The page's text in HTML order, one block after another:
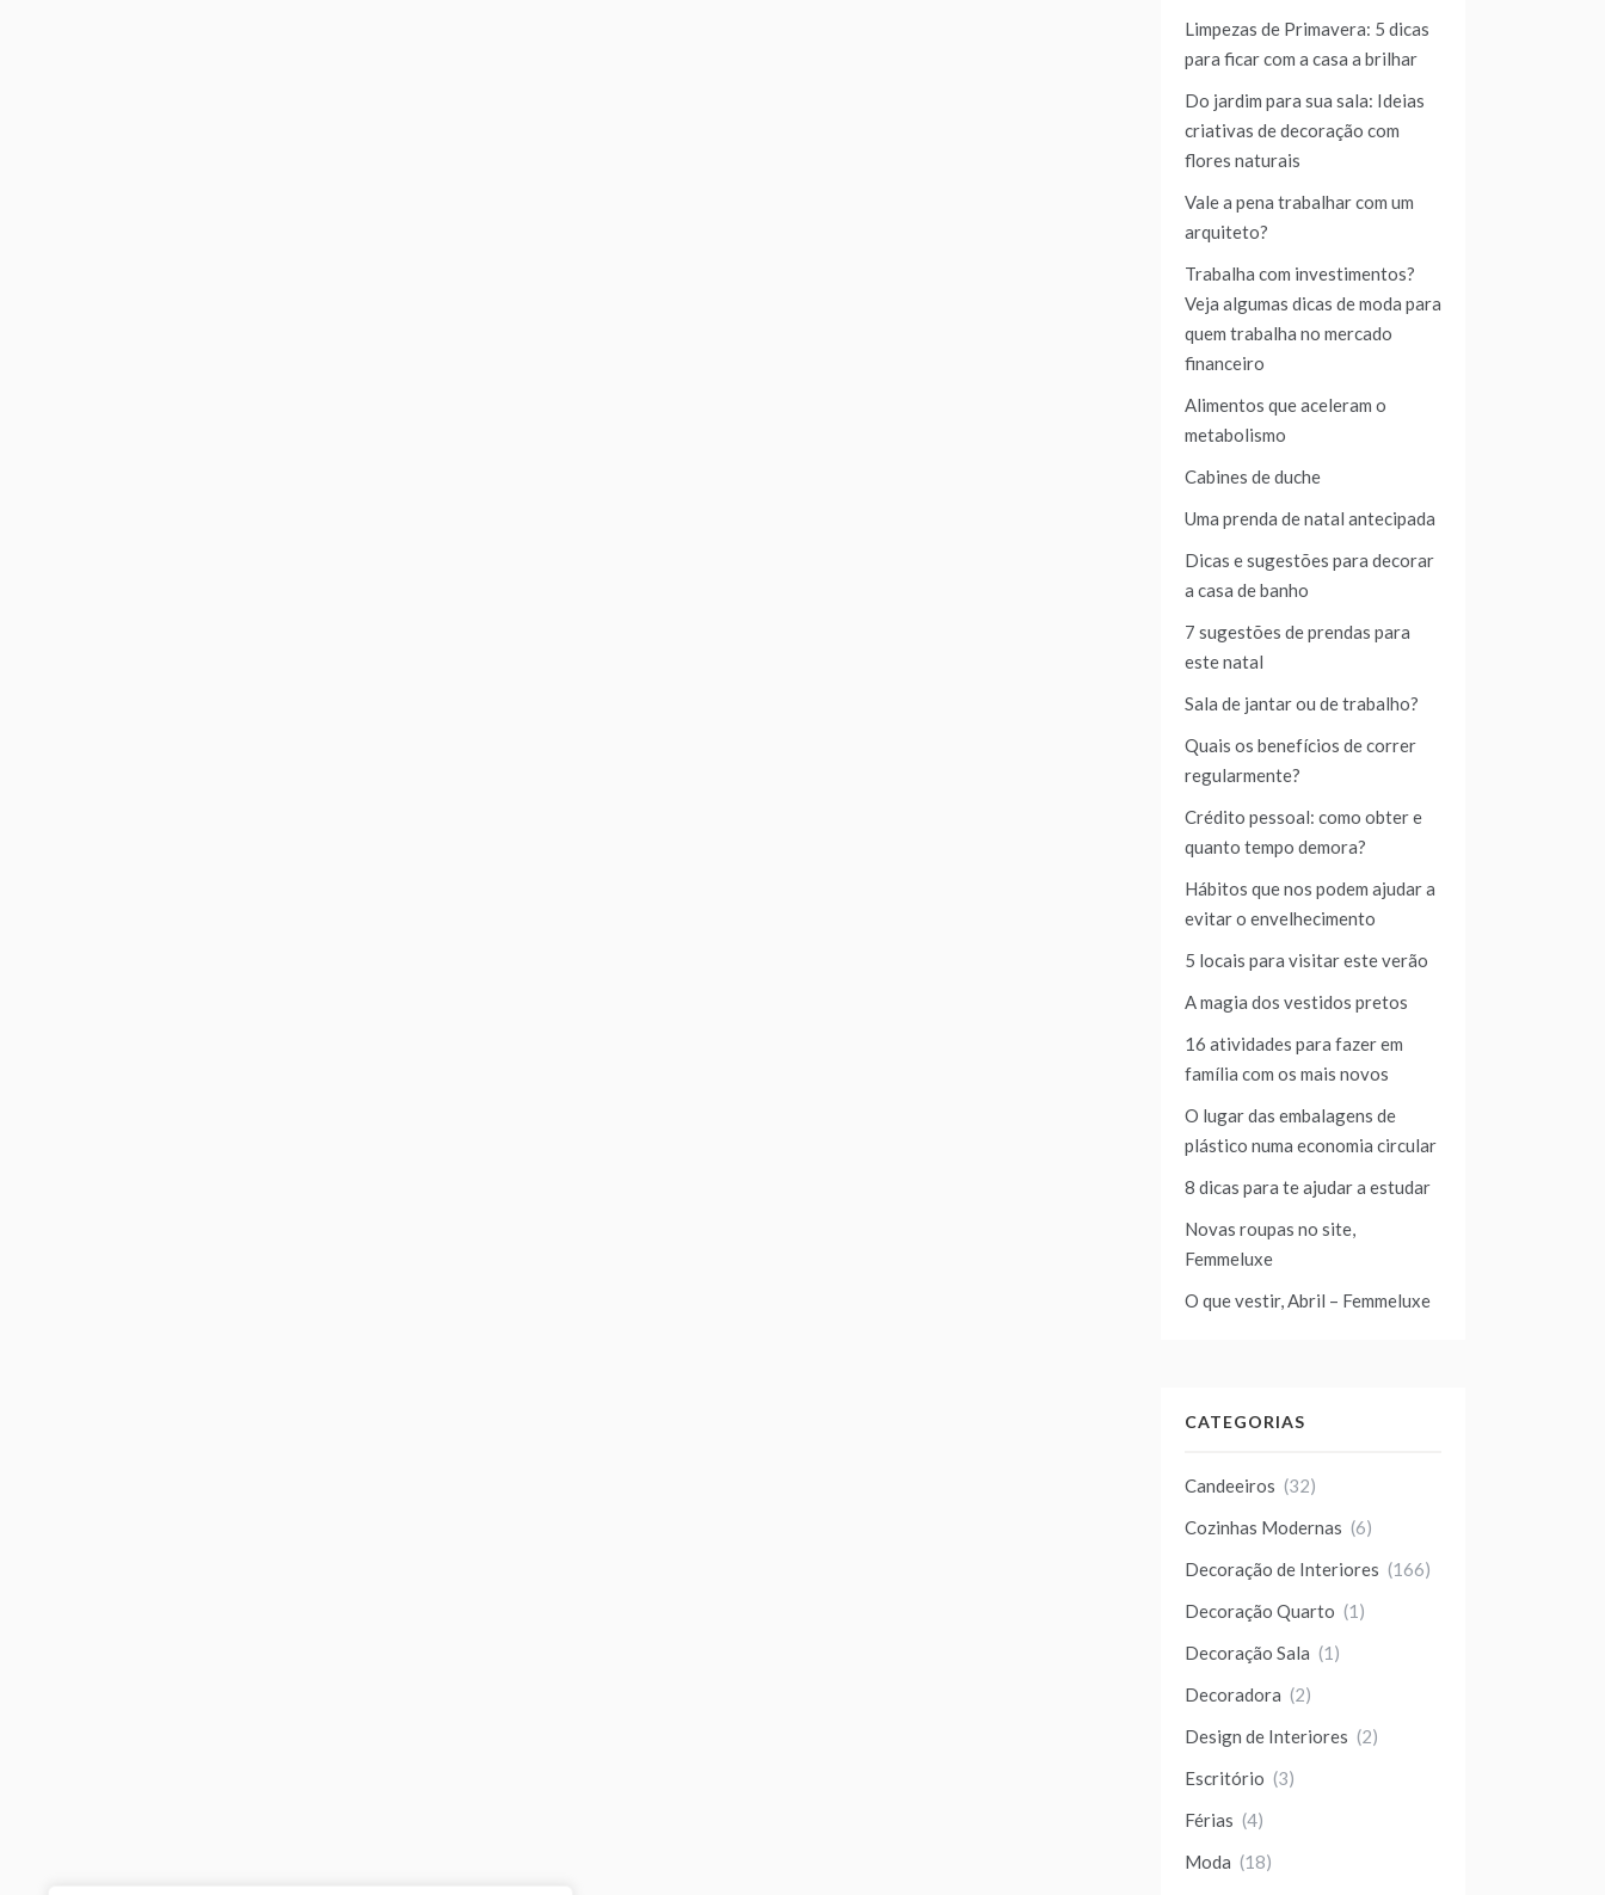
Limpezas de Primavera: 5 dicas
para ficar com a casa a brilhar
Do jardim para sua sala: Ideias
criativas de decoração com
flores naturais
Vale a pena trabalhar com um
arquiteto?
Trabalha com investimentos?
Veja algumas dicas de moda para
quem trabalha no mercado
financeiro
Alimentos que aceleram o
metabolismo
Cabines de duche
Uma prenda de natal antecipada
Dicas e sugestões para decorar
a casa de banho
7 sugestões de prendas para
este natal
Sala de jantar ou de trabalho?
Quais os benefícios de correr
regularmente?
Crédito pessoal: como obter e
quanto tempo demora?
Hábitos que nos podem ajudar a
evitar o envelhecimento
5 locais para visitar este verão
A magia dos vestidos pretos
16 atividades para fazer em
família com os mais novos
O lugar das embalagens de
plástico numa economia circular
8 dicas para te ajudar a estudar
Novas roupas no site,
Femmeluxe
O que vestir, Abril – Femmeluxe
CATEGORIAS
Candeeiros (32)
Cozinhas Modernas (6)
Decoração de Interiores (166)
Decoração Quarto (1)
Decoração Sala (1)
Decoradora (2)
Design de Interiores (2)
Escritório (3)
Férias (4)
Moda (18)